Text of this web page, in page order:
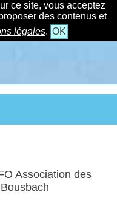
ce site, vous acceptez
des contenus et
légales. OK
Association des